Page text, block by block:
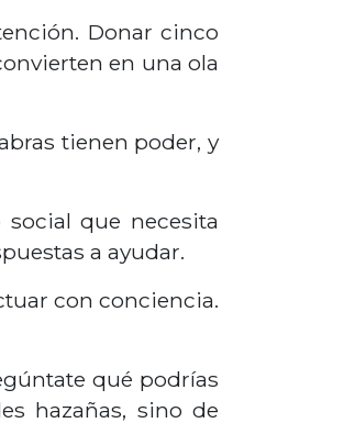
Donar cinco
en una ola
tienen poder, y
que necesita
a ayudar.
con conciencia.
qué podrías
hazañas, sino de